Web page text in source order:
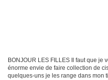
BONJOUR LES FILLES Il faut que je
énorme envie de faire collection de
quelques-uns je les range dans mon